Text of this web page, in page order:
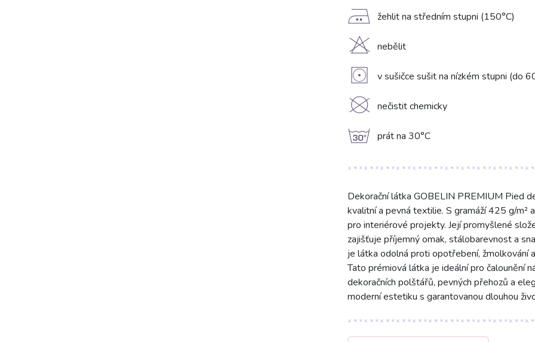
E žehlit na středním stupni (150°C)
H nebělit
V v sušičce sušit na nízkém stupni (do
K nečistit chemicky
g prát na 30°C
Dekorační látka GOBELIN PREMIUM Pied
kvalitní a pevná textilie. S gramáží 425 g/m²
pro interiérové projekty. Její promyšlené
zajišťuje příjemný omak, stálobarevnost a
je látka odolná proti opotřebení, žmolkování
Tato prémiová látka je ideální pro čalounění
dekoračních polštářů, pevných přehozů a
moderní estetiku s garantovanou dlouhou